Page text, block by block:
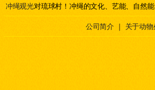
冲绳观光对琉球村！冲绳的文化、艺能、自然
公司简介 ｜ 关于动